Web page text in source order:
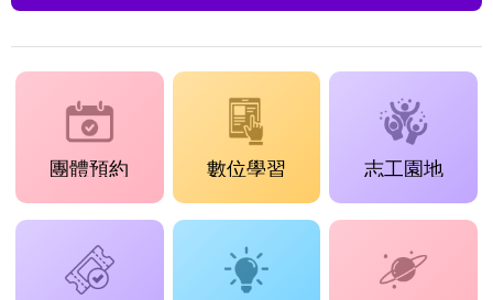
團體預約 數位學習 志工園地